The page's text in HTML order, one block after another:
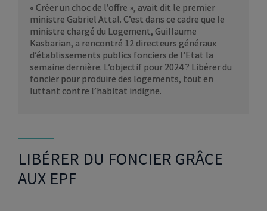
« Créer un choc de l’offre », avait dit le premier
ministre Gabriel Attal. C’est dans ce cadre que le
ministre chargé du Logement, Guillaume
Kasbarian, a rencontré 12 directeurs généraux
d’établissements publics fonciers de l’Etat la
semaine dernière. L’objectif pour 2024 ? Libérer du
foncier pour produire des logements, tout en
luttant contre l’habitat indigne.
LIBÉRER DU FONCIER GRÂCE
AUX EPF